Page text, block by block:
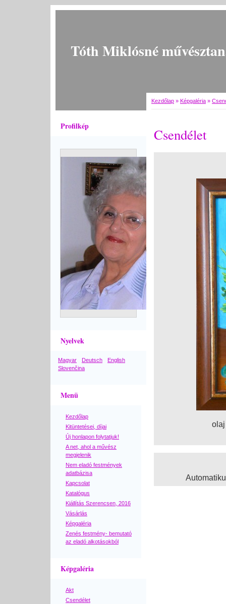
Tóth Miklósné
Profilkép
Nyelvek
Magyar Deutsch
English
Slovenčina
Menü
Kezdőlap
Kitüntetései, díjai
Új honlapon folytatjuk!
A net, ahol a művész
megjelenik
Nem eladó festmények
adatbázisa
Kapcsolat
Katalógus
Kiállítás Szerencsen, 2016
Vásárlás
Képgaléria
Zenés festmény- bemutató
az eladó alkotásokból
Képgaléria
Akt
Csendélet
Kezdőlap » Képgaléria »
Csendélet
olaj